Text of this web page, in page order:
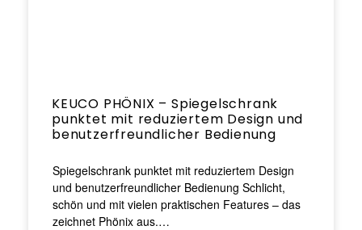
KEUCO PHÖNIX – Spiegelschrank
punktet mit reduziertem Design und
benutzerfreundlicher Bedienung
Spiegelschrank punktet mit reduziertem Design
und benutzerfreundlicher Bedienung Schlicht,
schön und mit vielen praktischen Features – das
zeichnet Phönix aus.…